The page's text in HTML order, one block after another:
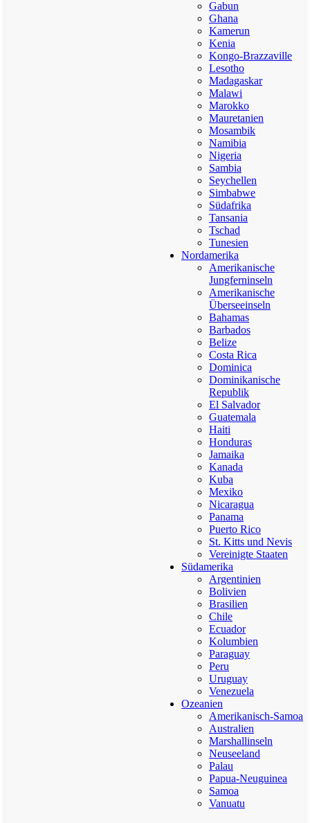
Gabun
Ghana
Kamerun
Kenia
Kongo-Brazzaville
Lesotho
Madagaskar
Malawi
Marokko
Mauretanien
Mosambik
Namibia
Nigeria
Sambia
Seychellen
Simbabwe
Südafrika
Tansania
Tschad
Tunesien
Nordamerika
Amerikanische
Jungferninseln
Amerikanische
Überseeinseln
Bahamas
Barbados
Belize
Costa Rica
Dominica
Dominikanische
Republik
El Salvador
Guatemala
Haiti
Honduras
Jamaika
Kanada
Kuba
Mexiko
Nicaragua
Panama
Puerto Rico
St. Kitts und Nevis
Vereinigte Staaten
Südamerika
Argentinien
Bolivien
Brasilien
Chile
Ecuador
Kolumbien
Paraguay
Peru
Uruguay
Venezuela
Ozeanien
Amerikanisch-Samoa
Australien
Marshallinseln
Neuseeland
Palau
Papua-Neuguinea
Samoa
Vanuatu